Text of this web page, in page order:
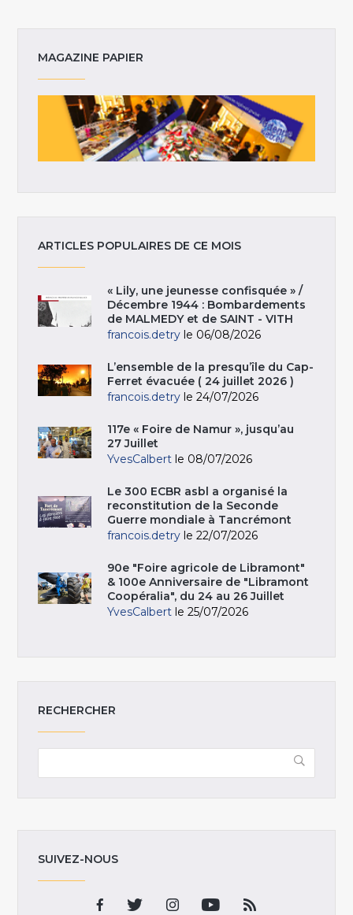
MAGAZINE PAPIER
ARTICLES POPULAIRES DE CE MOIS
« Lily, une jeunesse confisquée » /
Décembre 1944 : Bombardements
de MALMEDY et de SAINT - VITH
francois.detry le 06/08/2026
L’ensemble de la presqu’île du Cap-
Ferret évacuée ( 24 juillet 2026 )
francois.detry le 24/07/2026
117e « Foire de Namur », jusqu’au
27 Juillet
YvesCalbert le 08/07/2026
Le 300 ECBR asbl a organisé la
reconstitution de la Seconde
Guerre mondiale à Tancrémont
francois.detry le 22/07/2026
90e "Foire agricole de Libramont"
& 100e Anniversaire de "Libramont
Coopéralia", du 24 au 26 Juillet
YvesCalbert le 25/07/2026
RECHERCHER
SUIVEZ-NOUS